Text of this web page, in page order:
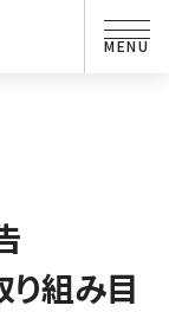
組み目